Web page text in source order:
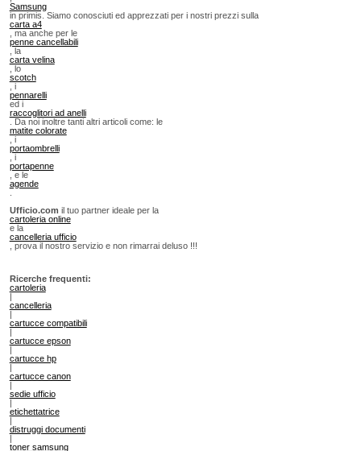
Samsung
in primis. Siamo conosciuti ed apprezzati per i nostri prezzi sulla
carta a4
, ma anche per le
penne cancellabili
, la
carta velina
, lo
scotch
, i
pennarelli
ed i
raccoglitori ad anelli
. Da noi inoltre tanti altri articoli come: le
matite colorate
, i
portaombrelli
, i
portapenne
, e le
agende
Ufficio.com il tuo partner ideale per la
cartoleria online
e la
cancelleria ufficio
, prova il nostro servizio e non rimarrai deluso !!!
Ricerche frequenti:
cartoleria
|
cancelleria
|
cartucce compatibili
|
cartucce epson
|
cartucce hp
|
cartucce canon
|
sedie ufficio
|
etichettatrice
|
distruggi documenti
|
toner samsung